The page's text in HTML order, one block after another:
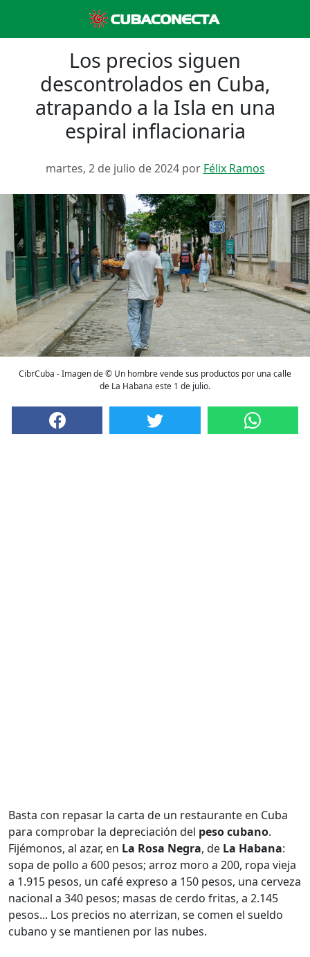
Los precios siguen
descontrolados en Cuba,
atrapando a la Isla en una
espiral inflacionaria
martes, 2 de julio de 2024 por Félix Ramos
CibrCuba - Imagen de © Un hombre vende sus productos por una calle
de La Habana este 1 de julio.
Basta con repasar la carta de un restaurante en Cuba
para comprobar la depreciación del peso cubano.
Fijémonos, al azar, en La Rosa Negra, de La Habana:
sopa de pollo a 600 pesos; arroz moro a 200, ropa vieja
a 1.915 pesos, un café expreso a 150 pesos, una cerveza
nacional a 340 pesos; masas de cerdo fritas, a 2.145
pesos... Los precios no aterrizan, se comen el sueldo
cubano y se mantienen por las nubes.